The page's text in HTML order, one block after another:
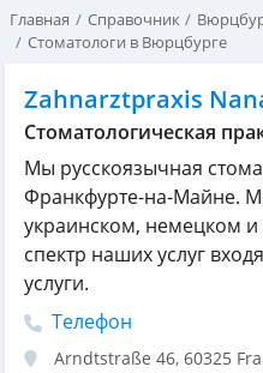
Главная Справочник
Стоматологи в Вюрцбурге
Zahnarztpraxis
Cтоматологическая
Мы русскоязычная
Франкфурте-на-Майне.
украинском, немецком и
спектр наших услуг
услуги.
Телефон
Arndtstraße 46, 60325